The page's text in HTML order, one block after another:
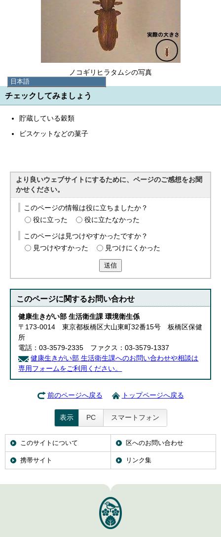
日本語
日本語
English
简体中文
繁體中文
ノコギリヒラタムシの写真
チェックしてみましょう
貯蔵している穀類
ビスケットなどの菓子
より良いウェブサイトにするために、ページのご感想をお聞
かせください。
このページの情報は役に立ちましたか？
役に立った
役に立たなかった
このページは見つけやすかったですか？
見つけやすかった
見つけにくかった
送信
このページに関するお問い合わせ
健康生きがい部 生活衛生課 環境衛生係
〒173-0014 東京都板橋区大山東町32番15号 板橋区保健
所
電話：03-3579-2335 ファクス：03-3579-1337
健康生きがい部 生活衛生課へのお問い合わせや相談は
専用フォームをご利用ください。
前のページへ戻る トップページへ戻る
表示 PC スマートフォン
このサイトについて 区へのお問い合わせ
携帯サイト リンク集